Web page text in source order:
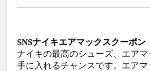
SNSナイキエアマックスクーポン
ナイキの最高のシューズ、エア
手に入れるチャンスです。エア